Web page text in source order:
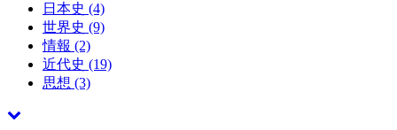
日本史 (4)
世界史 (9)
情報 (2)
近代史 (19)
思想 (3)